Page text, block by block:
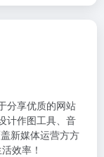
分享优质的网站
计作图工具、音
新媒体运营方方
效率！